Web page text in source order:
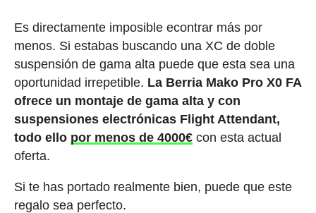
Es directamente imposible econtrar más por
menos. Si estabas buscando una XC de doble
suspensión de gama alta puede que esta sea una
oportunidad irrepetible. La Berria Mako Pro X0 FA
ofrece un montaje de gama alta y con
suspensiones electrónicas Flight Attendant,
todo ello por menos de 4000€ con esta actual
oferta.
Si te has portado realmente bien, puede que este
regalo sea perfecto.